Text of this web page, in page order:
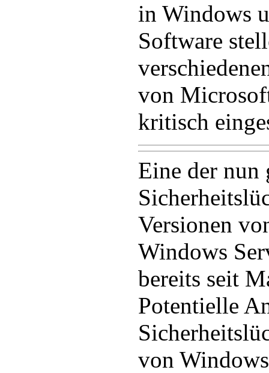
in Windows
Software
von
kritisch
Eine der nun
Versionen
Windows
bereits seit
Potentielle
von